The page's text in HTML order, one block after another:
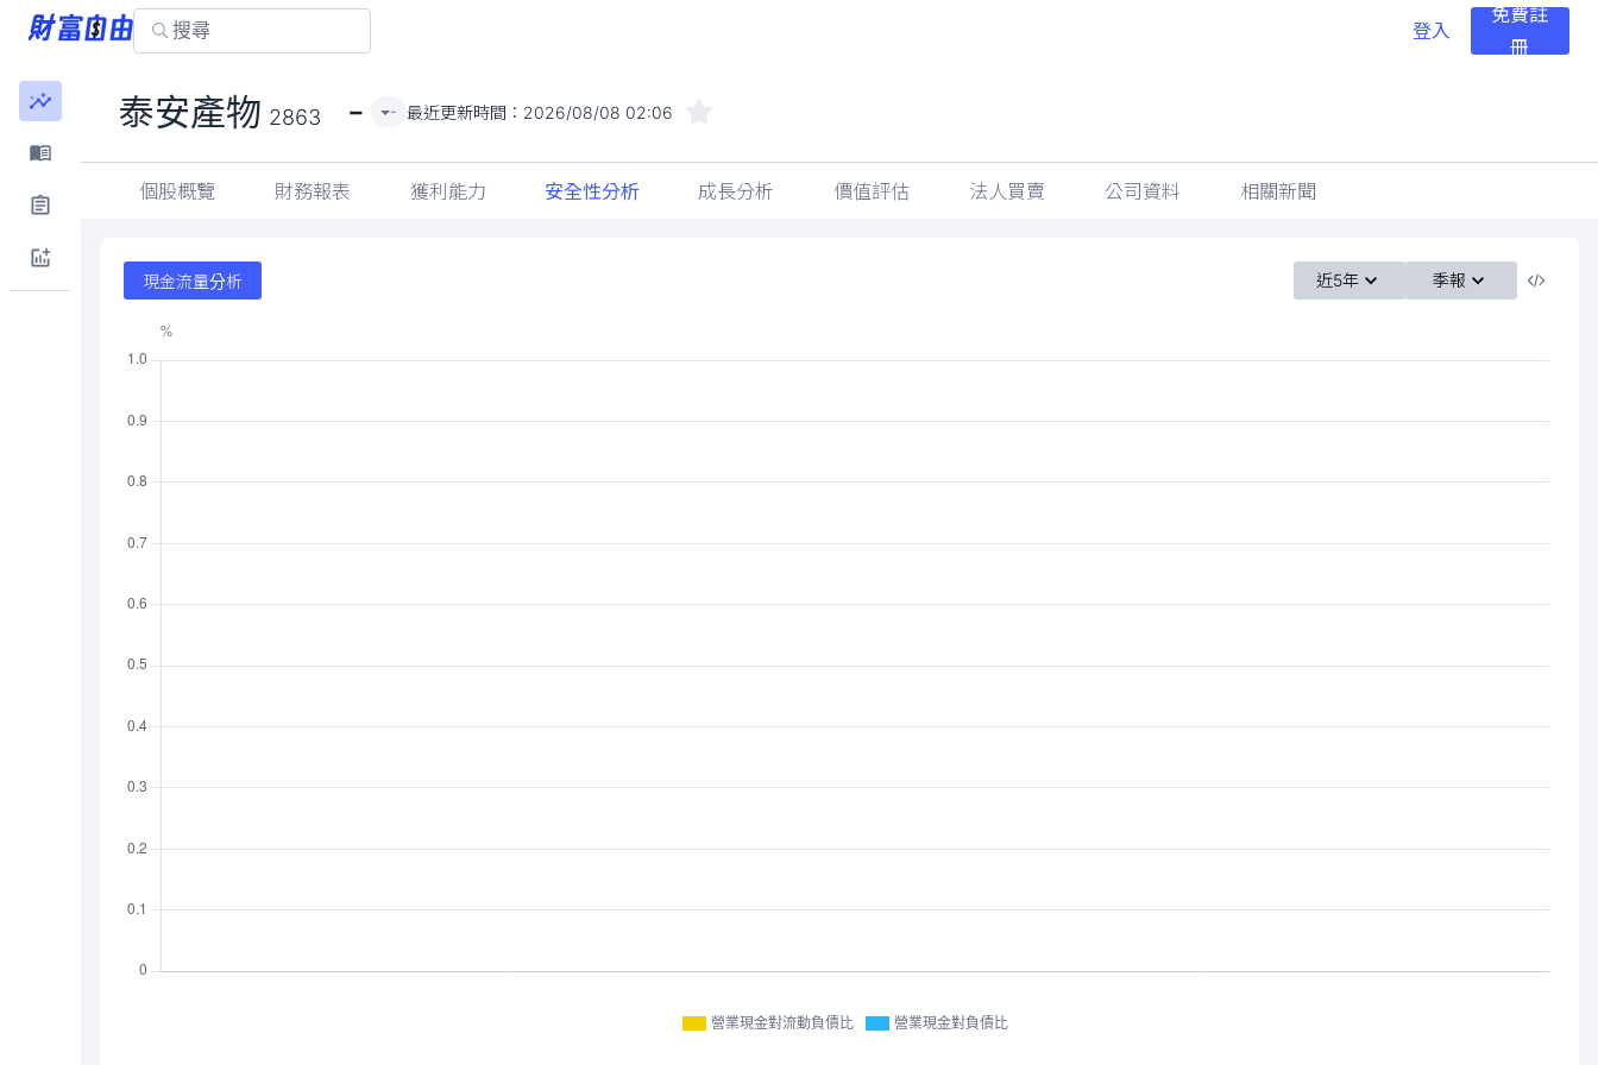
登入
免費註
冊
泰安產物 2863 - - 最近更新時間： 2026/08/08 02:06
個股概覽 財務報表 獲利能力 安全性分析 成長分析 價值評估 法人買賣 公司資料 相關新聞
現金流量分析 近5年 季報
營業現金對流動負債比 營業現金對負債比